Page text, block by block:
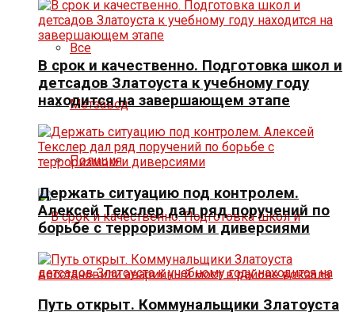
Все
Метзавод
Полиция
В срок и качественно. Подготовка школ и
детсадов Златоуста к учебному году
находится на завершающем этапе
Держать ситуацию под контролем.
Алексей Текслер дал ряд поручений по
борьбе с терроризмом и диверсиями
Путь открыт. Коммунальщики Златоуста